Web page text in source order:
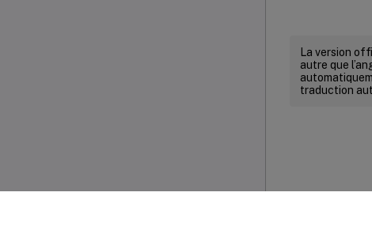
La version
autre que
traduction